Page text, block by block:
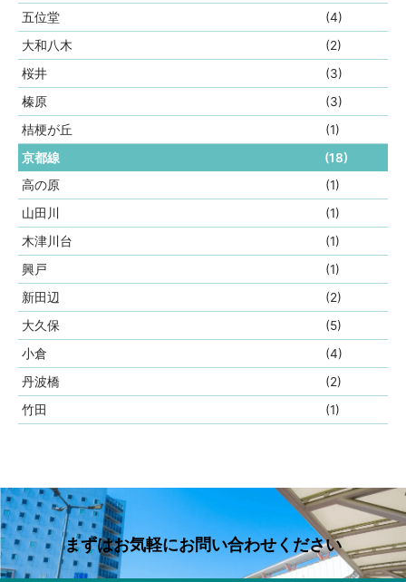
五位堂
(4)
大和八木
(2)
桜井
(3)
榛原
(3)
桔梗が丘
(1)
京都線
(18)
高の原
(1)
山田川
(1)
木津川台
(1)
興戸
(1)
新田辺
(2)
大久保
(5)
小倉
(4)
丹波橋
(2)
竹田
(1)
まずはお気軽にお問い合わせください